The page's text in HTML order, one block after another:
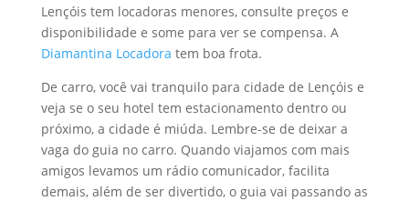
Lençóis tem locadoras menores, consulte preços e
disponibilidade e some para ver se compensa. A
Diamantina Locadora tem boa frota.
De carro, você vai tranquilo para cidade de Lençóis e
veja se o seu hotel tem estacionamento dentro ou
próximo, a cidade é miúda. Lembre-se de deixar a
vaga do guia no carro. Quando viajamos com mais
amigos levamos um rádio comunicador, facilita
demais, além de ser divertido, o guia vai passando as